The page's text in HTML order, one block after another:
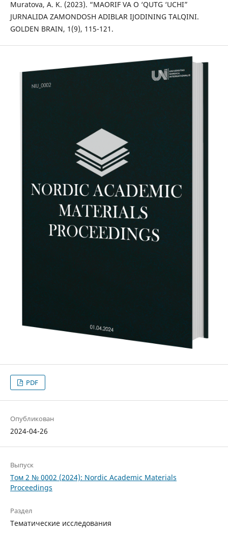
Muratova, A. K. (2023). “MAORIF VA O ‘QUTG ‘UCHI”
JURNALIDA ZAMONDOSH ADIBLAR IJODINING TALQINI.
GOLDEN BRAIN, 1(9), 115-121.
PDF
Опубликован
2024-04-26
Выпуск
Том 2 № 0002 (2024): Nordic Academic Materials
Proceedings
Раздел
Тематические исследования